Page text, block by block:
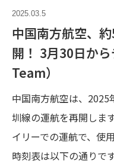
2025.03.5
中国南方航空、
開！ 3月30日か
Team）
中国南方航空は、
圳線の運航を再開しま
イリーでの運航で、使
時刻表は以下の通りです